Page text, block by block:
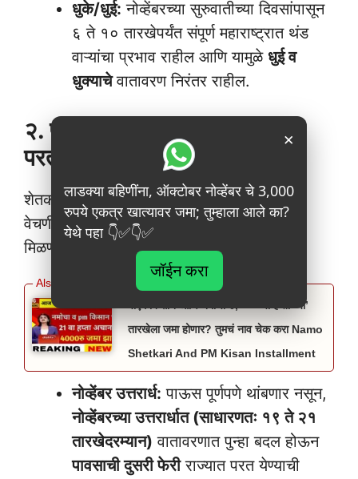
धुके/धुई: नोव्हेंबरच्या सुरुवातीच्या दिवसांपासून
६ ते १० तारखेपर्यंत संपूर्ण महाराष्ट्रात थंड
वाऱ्यांचा प्रभाव राहील आणि यामुळे धुई व
धुक्याचेवातावरण निरंतर राहील.
२. पाऊस घेणार विश्रांती, पण पुन्हा
परतणार
शेतकऱ्यांसाठी दिलासादायक बाब म्हणजे, कापूस
वेचणीसारख्या महत्त्वाच्या कामांसाठी आता योग्य वेळ
मिळणार आहे.
पीएम किसान आणि नमोचा ४,००० चा हप्ता ‘या’
तारखेला जमा होणार? तुमचं नाव चेक करा Namo
Shetkari And PM Kisan Installment
नोव्हेंबर उत्तरार्ध: पाऊस पूर्णपणे थांबणार नसून,
नोव्हेंबरच्या उत्तरार्धात (साधारणतः १९ ते २१
तारखेदरम्यान) वातावरणात पुन्हा बदल होऊन
पावसाची दुसरी फेरीराज्यात परत येण्याची
×
लाडक्या बहिणींना, ऑक्टोबर नोव्हेंबर चे 3,000
रुपये एकत्र खात्यावर जमा; तुम्हाला आले का?
येथे पहा 👇✅👇✅
जॉईन करा